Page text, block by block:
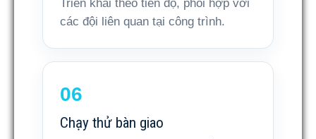
Triển khai theo tiến độ, phối hợp với
các đội liên quan tại công trình.
Chạy thử bàn giao